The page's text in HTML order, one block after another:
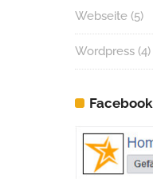
Webseite (5)
Wordpress (4)
Facebook